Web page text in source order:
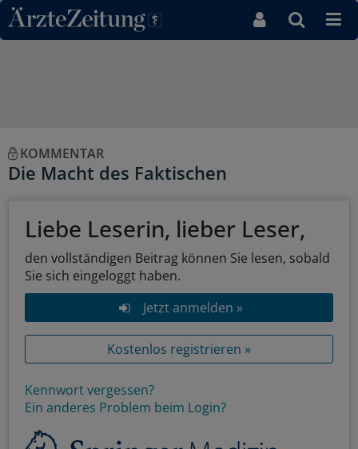
Direkt zum Inhaltsbereich
KOMMENTAR
Die Macht des Faktischen
Liebe Leserin, lieber Leser,
den vollständigen Beitrag können Sie lesen, sobald
Sie sich eingeloggt haben.
Jetzt anmelden »
Kostenlos registrieren »
Kennwort vergessen?
Ein anderes Problem beim Login?